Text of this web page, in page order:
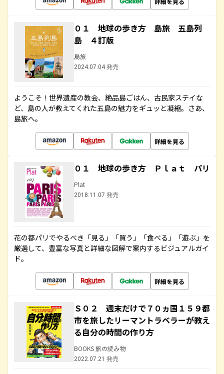
０１ 地球の歩き方 島旅 五島列
島 ４訂版
島旅
2024.07.04 発売
ようこそ！世界遺産の教会、絶品島ごはん、古民家ステイな
ど、島の人が教えてくれた五島の魅力をギュッと凝縮。さあ、
島旅へ。
詳細を見る
０１ 地球の歩き方 Ｐｌａｔ パリ
Plat
2018.11.07 発売
花の都パリでやるべき「見る」「買う」「食べる」「遊ぶ」を
厳選して、豊富な写真と詳細な図解で案内するビジュアルガイ
ド。
詳細を見る
Ｓ０２ 週末だけで７０ヵ国１５９都
市を旅したリーマントラベラーが教え
る自分の時間の作り方
BOOKS 旅の読み物
2022.07.21 発売